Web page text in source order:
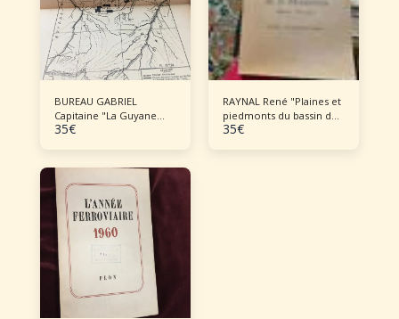
BUREAU GABRIEL
Capitaine "La Guyane
méconnue"
35€
RAYNAL René "Plaines et
piedmonts du bassin de
la Moulouya"
35€